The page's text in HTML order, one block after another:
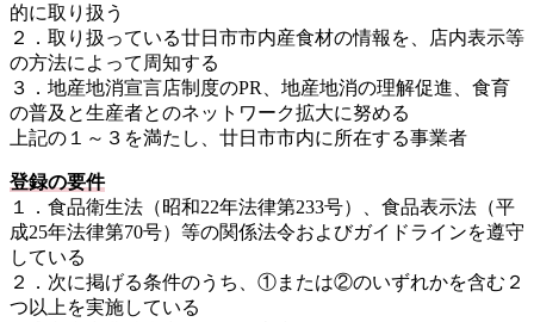
的に取り扱う
２．取り扱っている廿日市市内産食材の情報を、店内表示等
の方法によって周知する
３．地産地消宣言店制度のPR、地産地消の理解促進、食育
の普及と生産者とのネットワーク拡大に努める
上記の１～３を満たし、廿日市市内に所在する事業者
登録の要件
１．食品衛生法（昭和22年法律第233号）、食品表示法（平
成25年法律第70号）等の関係法令およびガイドラインを遵守
している
２．次に掲げる条件のうち、①または②のいずれかを含む２
つ以上を実施している